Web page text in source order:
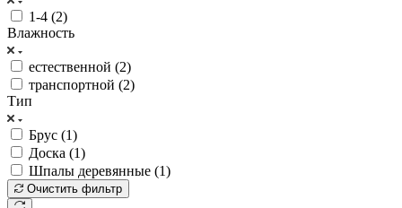
1-4 (2)
Влажность
естественной (2)
транспортной (2)
Тип
Брус (1)
Доска (1)
Шпалы деревянные (1)
Очистить фильтр